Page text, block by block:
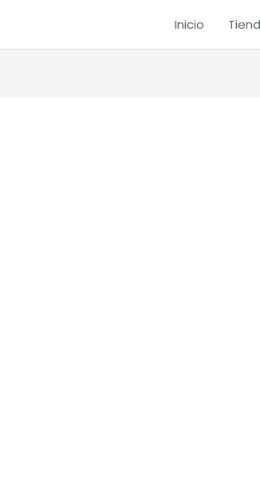
Inicio